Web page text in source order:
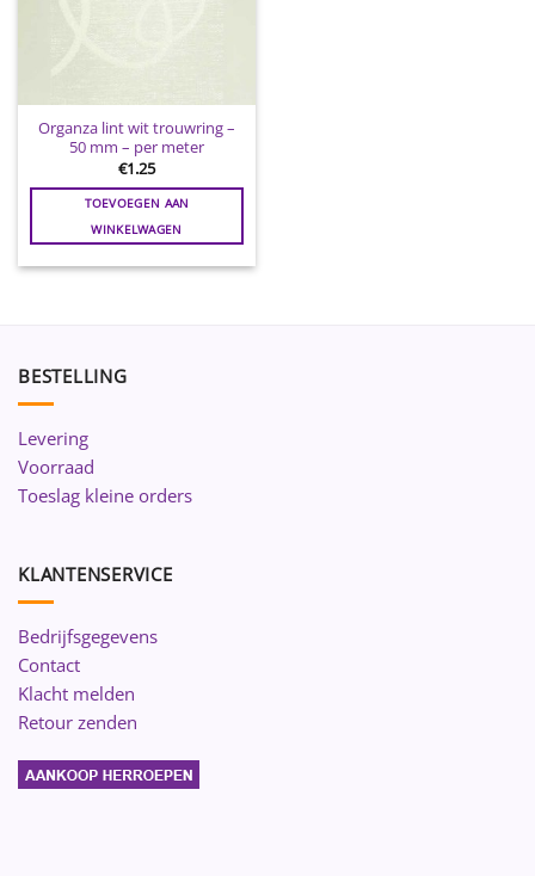
Organza lint wit trouwring –
50 mm – per meter
€1.25
TOEVOEGEN AAN
WINKELWAGEN
BESTELLING
Levering
Voorraad
Toeslag kleine orders
KLANTENSERVICE
Bedrijfsgegevens
Contact
Klacht melden
Retour zenden